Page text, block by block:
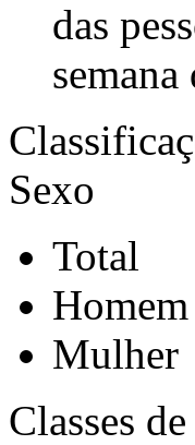
das
Sexo
Total
Homem
Mulher
Classes